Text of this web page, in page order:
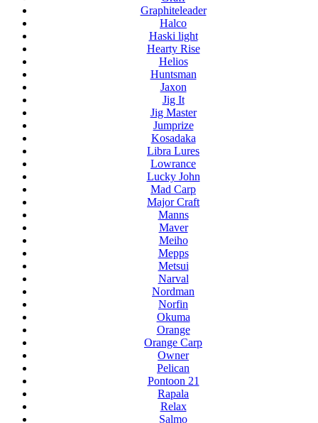
Graphiteleader
Halco
Haski light
Hearty Rise
Helios
Huntsman
Jaxon
Jig It
Jig Master
Jumprize
Kosadaka
Libra Lures
Lowrance
Lucky John
Mad Carp
Major Craft
Manns
Maver
Meiho
Mepps
Metsui
Narval
Nordman
Norfin
Okuma
Orange
Orange Carp
Owner
Pelican
Pontoon 21
Rapala
Relax
Salmo